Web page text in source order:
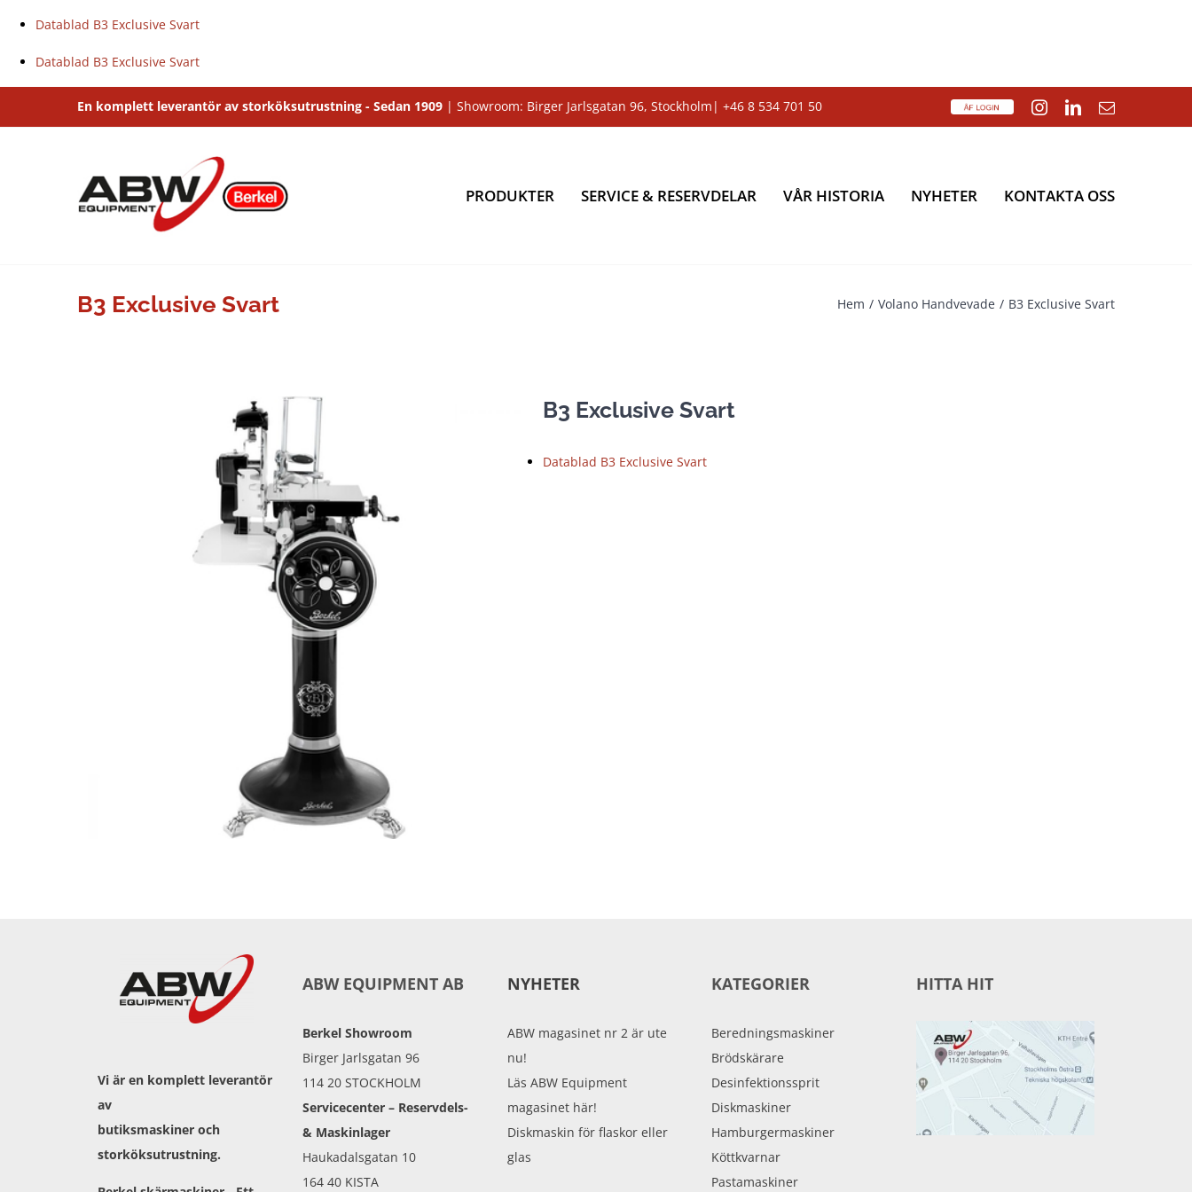
Datablad B3 Exclusive Svart
Datablad B3 Exclusive Svart
till
En komplett leverantör av storköksutrustning - Sedan 1909 | Showroom: Birger Jarlsgatan 96, Stockholm| +46 8 534 701 50
ÅF
Instagram
LinkedIn
E-
PRODUKTER SERVICE & RESERVDELAR VÅR HISTORIA NYHETER KONTAKTA OSS
B3 Exclusive Svart Hem Volano Handvevade B3 Exclusive Svart
B3 Exclusive Svart
Datablad B3 Exclusive Svart
Vi är en komplett leverantör
av
butiksmaskiner och
storköksutrustning.
ABW EQUIPMENT AB
Berkel Showroom
Birger Jarlsgatan 96
114 20 STOCKHOLM
Servicecenter – Reservdels-
& Maskinlager
Haukadalsgatan 10
164 40 KISTA
NYHETER
ABW magasinet nr 2 är ute
nu!
Läs ABW Equipment
magasinet här!
Diskmaskin för flaskor eller
glas
KATEGORIER
Beredningsmaskiner
Brödskärare
Desinfektionssprit
Diskmaskiner
Hamburgermaskiner
Köttkvarnar
Pastamaskiner
HITTA HIT